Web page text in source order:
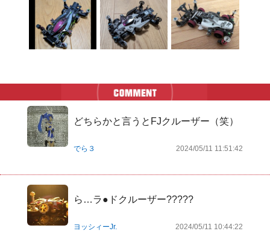
どちらかと言うとFJクルーザー（笑）
でら３ 2024/05/11 11:51:42
ら…ラ●ドクルーザー?????
ヨッシィーJr. 2024/05/11 10:44:22